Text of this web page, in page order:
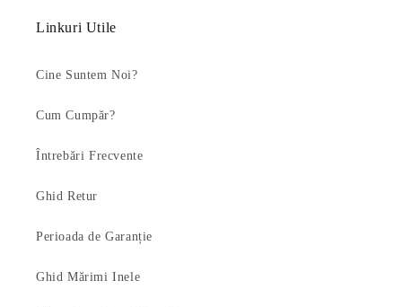
Linkuri Utile
Cine Suntem Noi?
Cum Cumpăr?
Întrebări Frecvente
Ghid Retur
Perioada de Garanție
Ghid Mărimi Inele